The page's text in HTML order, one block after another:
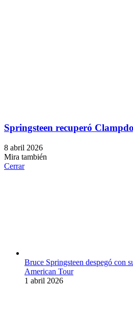
Springsteen recuperó
8 abril 2026
Mira también
Cerrar
Bruce Springsteen despegó con
American Tour
1 abril 2026